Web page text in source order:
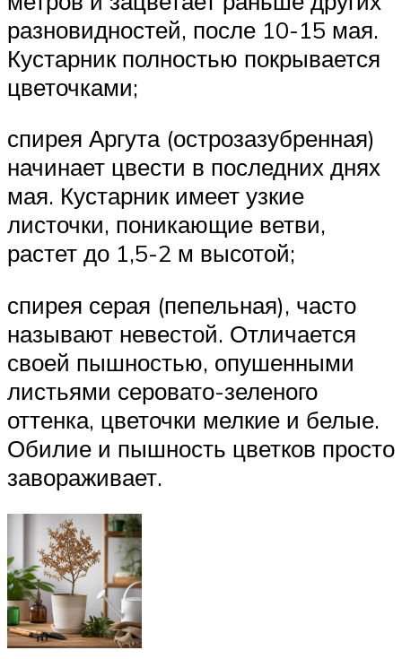
разновидностей, после 10-15 мая.
Кустарник полностью покрывается
цветочками;
спирея Аргута (острозазубренная)
начинает цвести в последних днях
мая. Кустарник имеет узкие
листочки, поникающие ветви,
растет до 1,5-2 м высотой;
спирея серая (пепельная), часто
называют невестой. Отличается
своей пышностью, опушенными
листьями серовато-зеленого
оттенка, цветочки мелкие и белые.
Обилие и пышность цветков просто
завораживает.